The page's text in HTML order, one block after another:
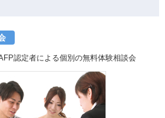
認定者による個別の無料体験相談会